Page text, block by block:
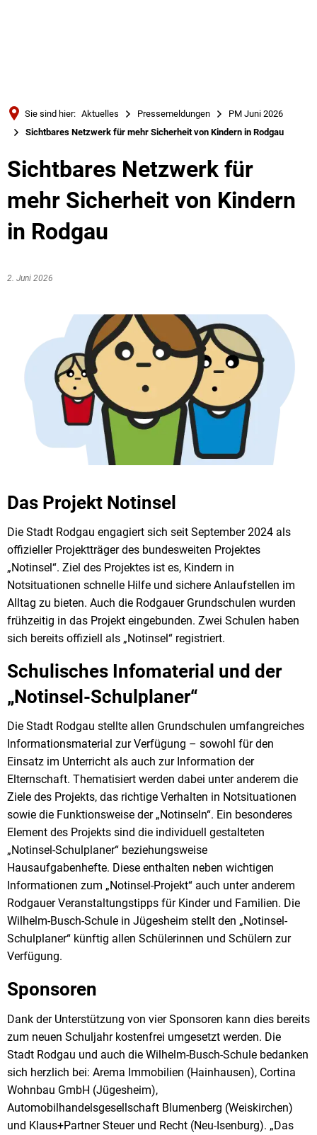
Русский
Deutsch MENÜ
Sie sind hier: Aktuelles Pressemeldungen
PM Juni 2026
Sichtbares Netzwerk für mehr Sicherheit von Kindern in Rodgau
Sichtbares Netzwerk für
mehr Sicherheit von Kindern
in Rodgau
2. Juni 2026
Das Projekt Notinsel
Die Stadt Rodgau engagiert sich seit September 2024 als
offizieller Projektträger des bundesweiten Projektes
„Notinsel“. Ziel des Projektes ist es, Kindern in
Notsituationen schnelle Hilfe und sichere Anlaufstellen im
Alltag zu bieten. Auch die Rodgauer Grundschulen wurden
frühzeitig in das Projekt eingebunden. Zwei Schulen haben
sich bereits offiziell als „Notinsel“ registriert.
Schulisches Infomaterial und der
„Notinsel-Schulplaner“
Die Stadt Rodgau stellte allen Grundschulen umfangreiches
Informationsmaterial zur Verfügung – sowohl für den
Einsatz im Unterricht als auch zur Information der
Elternschaft. Thematisiert werden dabei unter anderem die
Ziele des Projekts, das richtige Verhalten in Notsituationen
sowie die Funktionsweise der „Notinseln“. Ein besonderes
Element des Projekts sind die individuell gestalteten
„Notinsel-Schulplaner“ beziehungsweise
Hausaufgabenhefte. Diese enthalten neben wichtigen
Informationen zum „Notinsel-Projekt“ auch unter anderem
Rodgauer Veranstaltungstipps für Kinder und Familien. Die
Wilhelm-Busch-Schule in Jügesheim stellt den „Notinsel-
Schulplaner“ künftig allen Schülerinnen und Schülern zur
Verfügung.
Sponsoren
Dank der Unterstützung von vier Sponsoren kann dies bereits
zum neuen Schuljahr kostenfrei umgesetzt werden. Die
Stadt Rodgau und auch die Wilhelm-Busch-Schule bedanken
sich herzlich bei: Arema Immobilien (Hainhausen), Cortina
Wohnbau GmbH (Jügesheim),
Automobilhandelsgesellschaft Blumenberg (Weiskirchen)
und Klaus+Partner Steuer und Recht (Neu-Isenburg). „Das